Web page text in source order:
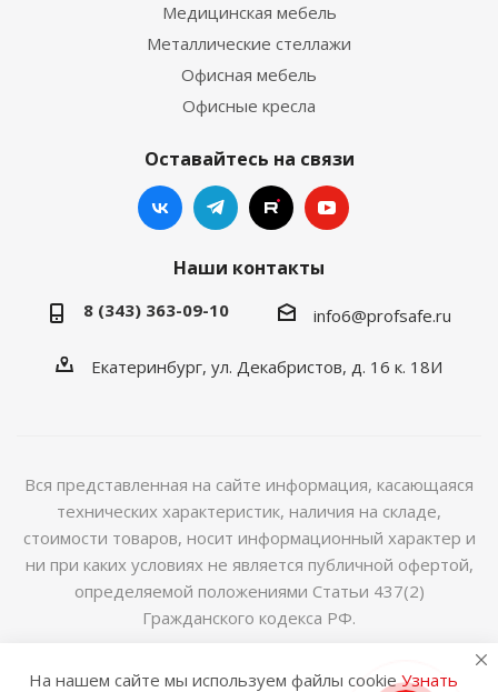
Медицинская мебель
Металлические стеллажи
Офисная мебель
Офисные кресла
Оставайтесь на связи
Наши контакты
8 (343) 363-09-10 info6@profsafe.ru
Екатеринбург, ул. Декабристов, д. 16 к. 18И
Вся представленная на сайте информация, касающаяся
технических характеристик, наличия на складе,
стоимости товаров, носит информационный характер и
ни при каких условиях не является публичной офертой,
определяемой положениями Статьи 437(2)
Гражданского кодекса РФ.
2014-2026 © Интернет магазин сейфов и металлической
На нашем сайте мы используем файлы cookieУзнать